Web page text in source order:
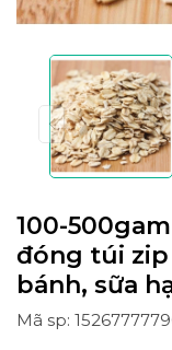
100-
đóng túi
bánh, sữa
Mã sp: